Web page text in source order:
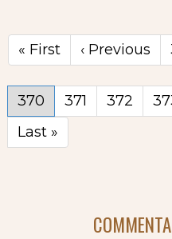
Première
page
« First
Page
précédente
‹ Previous
Page
courante
370 Page
371 Page
372
Dernière
page
Last »